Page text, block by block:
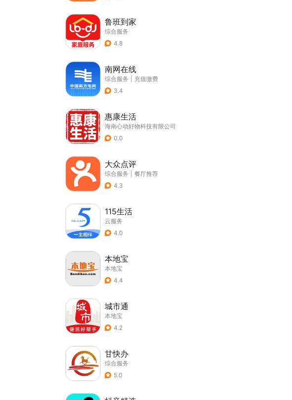
鲁班到家
综合服务
4.8
南网在线
综合服务
充值缴费
3.4
惠康生活
海南心动好物科技有限公司
0.0
大众点评
综合服务
餐厅推荐
4.3
115生活
云服务
4.0
本地宝
本地宝
4.4
城市通
本地宝
4.2
甘快办
综合服务
5.0